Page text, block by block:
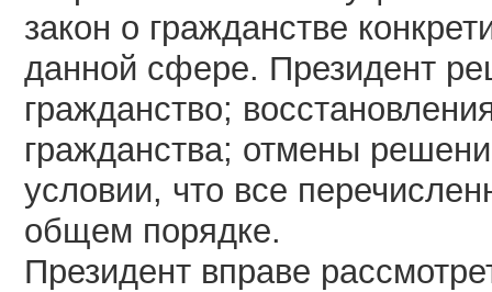
закон о гражданстве
данной сфере. Президент
гражданство;
гражданства; отмены
условии, что все
общем порядке.
Президент вправе